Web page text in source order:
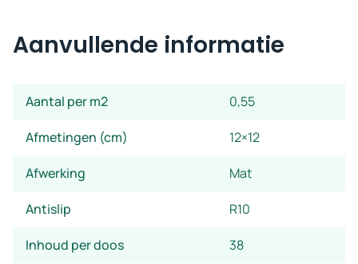
Aanvullende informatie
Aantal per m2 0,55
Afmetingen (cm) 12×12
Afwerking Mat
Antislip R10
Inhoud per doos 38